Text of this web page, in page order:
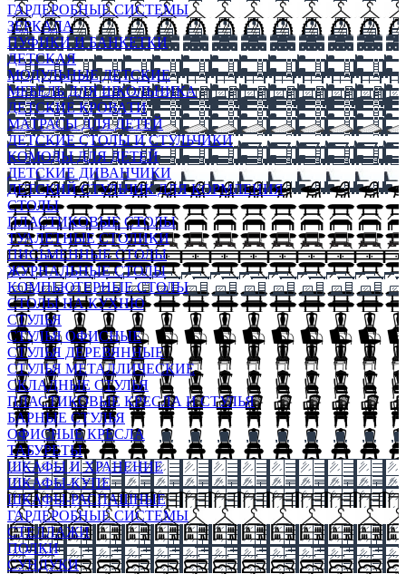
ГАРДЕРОБНЫЕ СИСТЕМЫ
ЗЕРКАЛА
ПУФИКИ И БАНКЕТКИ
ДЕТСКАЯ
МОДУЛЬНЫЕ ДЕТСКИЕ
МЕБЕЛЬ ДЛЯ ШКОЛЬНИКА
ДЕТСКИЕ КРОВАТИ
МАТРАСЫ ДЛЯ ДЕТЕЙ
ДЕТСКИЕ СТОЛЫ И СТУЛЬЧИКИ
КОМОДЫ ДЛЯ ДЕТЕЙ
ДЕТСКИЕ ДИВАНЧИКИ
ДЕТСКИЙ СТУЛЬЧИК ДЛЯ КОРМЛЕНИЯ
СТОЛЫ
ПЛАСТИКОВЫЕ СТОЛЫ
ТУАЛЕТНЫЕ СТОЛИКИ
ПИСЬМЕННЫЕ СТОЛЫ
ЖУРНАЛЬНЫЕ СТОЛЫ
КОМПЬЮТЕРНЫЕ СТОЛЫ
СТОЛЫ НА КУХНЮ
СТУЛЬЯ
СТУЛЬЯ ОФИСНЫЕ
СТУЛЬЯ ДЕРЕВЯННЫЕ
СТУЛЬЯ МЕТАЛЛИЧЕСКИЕ
СКЛАДНЫЕ СТУЛЬЯ
ПЛАСТИКОВЫЕ КРЕСЛА И СТУЛЬЯ
БАРНЫЕ СТУЛЬЯ
ОФИСНЫЕ КРЕСЛА
ТАБУРЕТЫ
ШКАФЫ И ХРАНЕНИЕ
ШКАФЫ-КУПЕ
ШКАФЫ-РАСПАШНЫЕ
ГАРДЕРОБНЫЕ СИСТЕМЫ
СТЕЛЛАЖИ
ПОЛКИ
СУНДУКИ